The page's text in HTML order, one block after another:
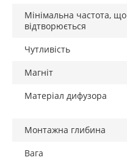
Мінімальна частота, що
відтворюється
Чутливість
Магніт
Матеріал дифузора
Монтажна глибина
Вага